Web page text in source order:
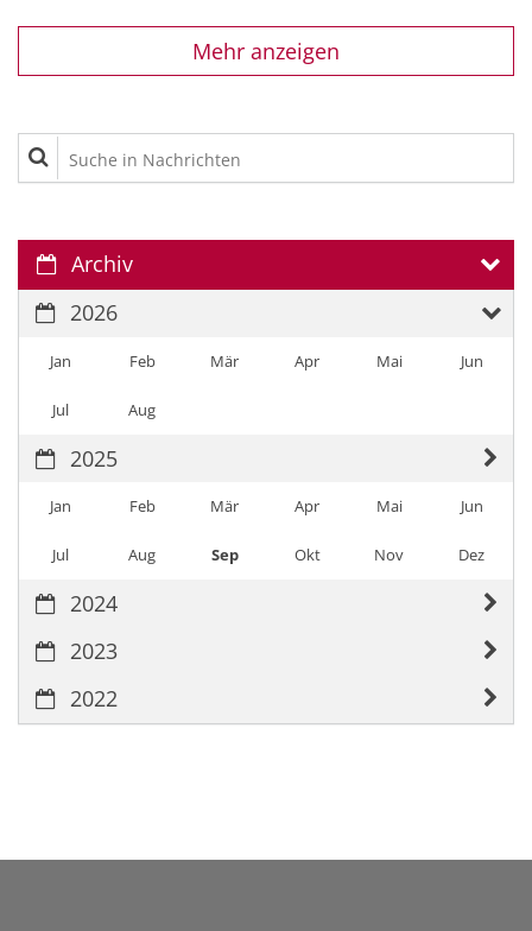
Mehr anzeigen
Suche in Nachrichten
Archiv
2026
Jan Feb Mär Apr Mai Jun
Jul Aug
2025
Jan Feb Mär Apr Mai Jun
Jul Aug Sep Okt Nov Dez
2024
2023
2022